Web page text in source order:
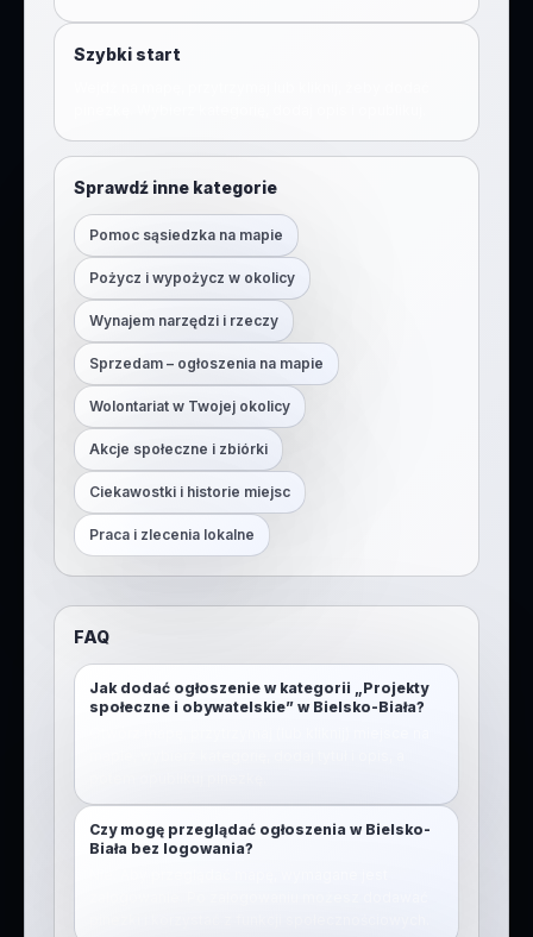
Szybki start
Sprawdź inne kategorie
Pomoc sąsiedzka na mapie
Pożycz i wypożycz w okolicy
Wynajem narzędzi i rzeczy
Sprzedam – ogłoszenia na mapie
Wolontariat w Twojej okolicy
Akcje społeczne i zbiórki
Ciekawostki i historie miejsc
Praca i zlecenia lokalne
FAQ
Jak dodać ogłoszenie w kategorii „Projekty
społeczne i obywatelskie” w Bielsko-Biała?
Czy mogę przeglądać ogłoszenia w Bielsko-
Biała bez logowania?